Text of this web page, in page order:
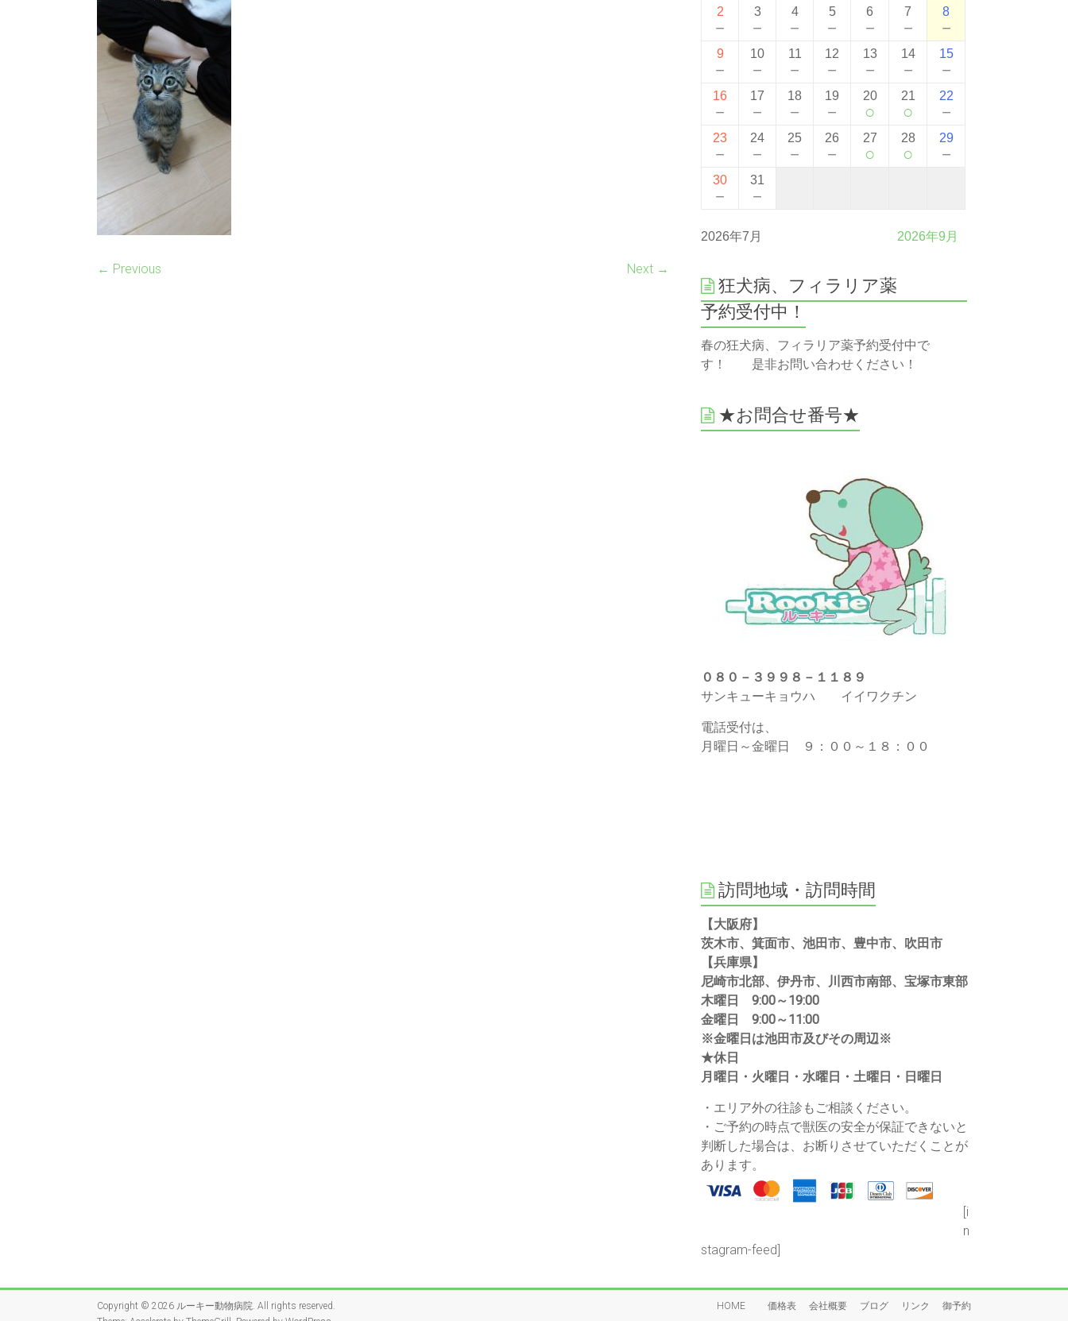
← Previous Next →
2
－
3
－
4
－
5
－
6
－
7
－
8
－
9
－
10
－
11
－
12
－
13
－
14
－
15
－
16
－
17
－
18
－
19
－
20
○
21
○
22
－
23
－
24
－
25
－
26
－
27
○
28
○
29
－
30
－
31
－
2026年7月 2026年9月
狂犬病、フィラリア薬
予約受付中！
春の狂犬病、フィラリア薬予約受付中で
す！ 是非お問い合わせください！
★お問合せ番号★
０８０－３９９８－１１８９
サンキューキョウハ イイワクチン
電話受付は、
月曜日～金曜日 ９：００～１８：００
訪問地域・訪問時間
【大阪府】
茨木市、箕面市、池田市、豊中市、吹田市
【兵庫県】
尼崎市北部、伊丹市、川西市南部、宝塚市東部
木曜日 9:00～19:00
金曜日 9:00～11:00
※金曜日は池田市及びその周辺※
★休日
月曜日・火曜日・水曜日・土曜日・日曜日
・エリア外の往診もご相談ください。
・ご予約の時点で獣医の安全が保証できないと
判断した場合は、お断りさせていただくことが
あります。
[i
n
stagram-feed]
Copyright © 2026 ルーキー動物病院 . All rights reserved.
HOME 価格表 会社概要 ブログ リンク 御予約